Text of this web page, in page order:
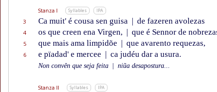
Stanza I Syllables IPA
3 Ca muit' é cousa sen guisa | de fazeren avolezas
4 os que creen ena Virgen, | que é Sennor de
5 que mais ama limpidõe | que avarento requezas,
6 e pïadad' e mercee | ca judéu dar a usura.
Non convên que seja feita niũa desapostura...
Stanza II Syllables IPA